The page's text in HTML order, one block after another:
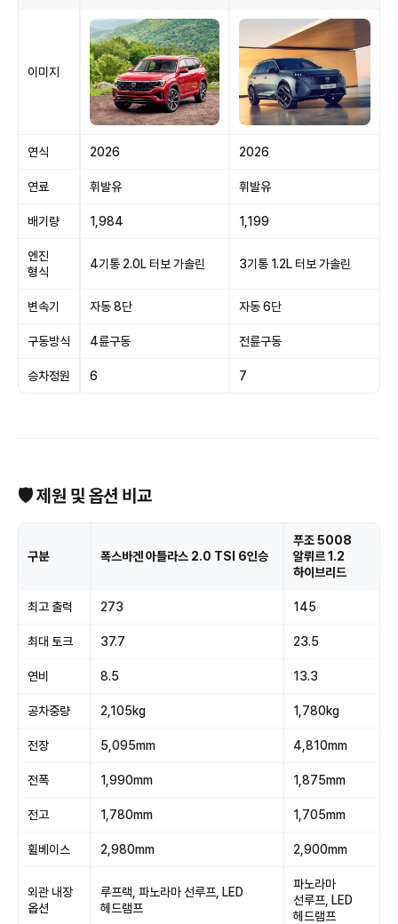
이미지
연식 2026 2026
연료 휘발유 휘발유
배기량 1,984 1,199
엔진
형식
4기통 2.0L 터보 가솔린 3기통 1.2L 터보 가솔린
변속기 자동 8단 자동 6단
구동방식 4륜구동 전륜구동
승차정원 6 7
🛡 제원 및 옵션 비교
구분 폭스바겐 아틀라스 2.0 TSI 6인승
푸조 5008
알뤼르 1.2
하이브리드
최고 출력 273 145
최대 토크 37.7 23.5
연비 8.5 13.3
공차중량 2,105kg 1,780kg
전장 5,095mm 4,810mm
전폭 1,990mm 1,875mm
전고 1,780mm 1,705mm
휠베이스 2,980mm 2,900mm
외관 내장
옵션
루프랙, 파노라마 선루프, LED
헤드램프
파노라마
선루프, LED
헤드램프